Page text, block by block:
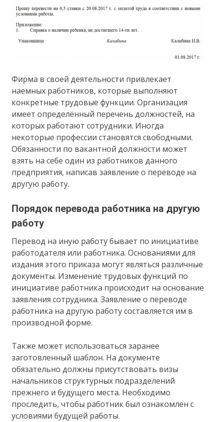
Фирма в своей деятельности привлекает
наемных работников, которые выполняют
конкретные трудовые функции. Организация
имеет определённый перечень должностей, на
которых работают сотрудники. Иногда
некоторые профессии становятся свободными.
Обязанности по вакантной должности может
взять на себе один из работников данного
предприятия, написав заявление о переводе на
другую работу.
Порядок перевода работника на другую
работу
Перевод на иную работу бывает по инициативе
работодателя или работника. Основаниями для
издания этого приказа могут являться различные
документы. Изменение трудовых функций по
инициативе работника происходит на основание
заявления сотрудника. Заявление о переводе
работника на другую работу составляется им в
производной форме.
Также может использоваться заранее
заготовленный шаблон. На документе
обязательно должны присутствовать визы
начальников структурных подразделений
прежнего и будущего места. Необходимо
проследить, чтобы работник был ознакомлен с
условиями будущей работы.